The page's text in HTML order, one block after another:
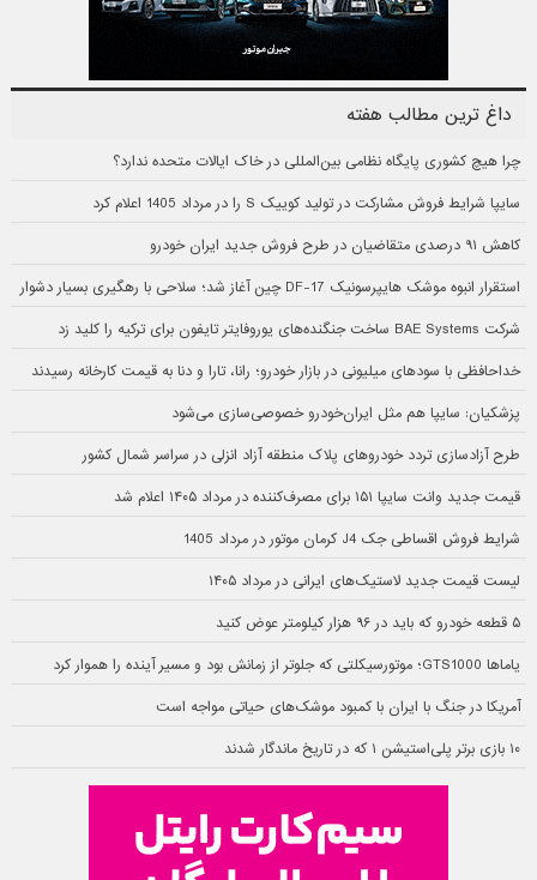
داغ ترین مطالب هفته
چرا هیچ کشوری پایگاه نظامی بین‌المللی در خاک ایالات متحده ندارد؟
سایپا شرایط فروش مشارکت در تولید کوییک S را در مرداد 1405 اعلام کرد
کاهش ۹۱ درصدی متقاضیان در طرح فروش جدید ایران خودرو
استقرار انبوه موشک هایپرسونیک DF-17 چین آغاز شد؛ سلاحی با رهگیری بسیار دشوار
شرکت BAE Systems ساخت جنگنده‌های یوروفایتر تایفون برای ترکیه را کلید زد
خداحافظی با سودهای میلیونی در بازار خودرو؛ رانا، تارا و دنا به قیمت کارخانه رسیدند
پزشکیان: سایپا هم مثل ایران‌خودرو خصوصی‌سازی می‌شود
طرح آزادسازی تردد خودروهای پلاک منطقه آزاد انزلی در سراسر شمال کشور
قیمت جدید وانت سایپا ۱۵۱ برای مصرف‌کننده در مرداد ۱۴۰۵ اعلام شد
شرایط فروش اقساطی جک J4 کرمان موتور در مرداد 1405
لیست قیمت جدید لاستیک‌های ایرانی در مرداد ۱۴۰۵
۵ قطعه خودرو که باید در ۹۶ هزار کیلومتر عوض کنید
یاماها GTS1000؛ موتورسیکلتی که جلوتر از زمانش بود و مسیر آینده را هموار کرد
آمریکا در جنگ با ایران با کمبود موشک‌های حیاتی مواجه است
۱۰ بازی برتر پلی‌استیشن ۱ که در تاریخ ماندگار شدند